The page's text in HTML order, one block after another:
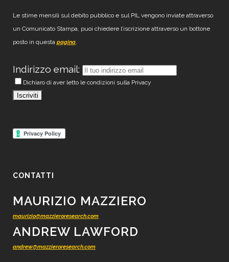
Le stime mensili sul debito pubblico e sul PIL vengono inviate attraverso
un Comunicato Stampa, puoi chiedere l’iscrizione attraverso un bottone
posto in questa pagina.
Indirizzo email:
Dichiaro di aver letto le condizioni sulla Privacy
CONTATTI
MAURIZIO MAZZIERO
maurizio@mazzieroresearch.com
ANDREW LAWFORD
andrew@mazzieroresearch.com